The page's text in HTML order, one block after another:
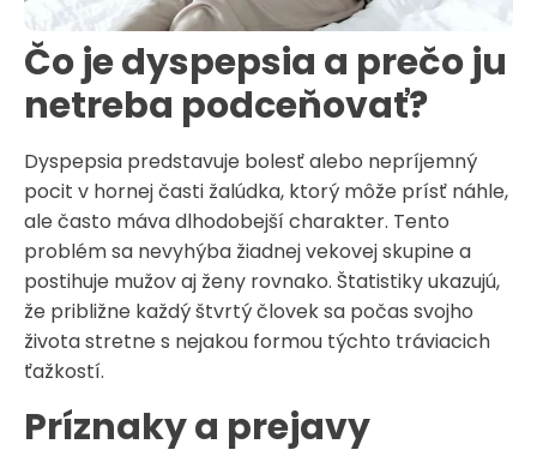
Čo je dyspepsia a prečo ju
netreba podceňovať?
Dyspepsia predstavuje bolesť alebo nepríjemný
pocit v hornej časti žalúdka, ktorý môže prísť náhle,
ale často máva dlhodobejší charakter. Tento
problém sa nevyhýba žiadnej vekovej skupine a
postihuje mužov aj ženy rovnako. Štatistiky ukazujú,
že približne každý štvrtý človek sa počas svojho
života stretne s nejakou formou týchto tráviacich
ťažkostí.
Príznaky a prejavy